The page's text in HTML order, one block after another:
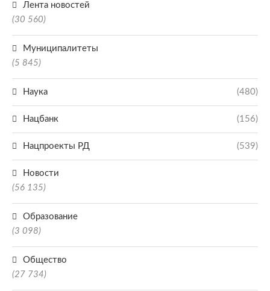
Лента новостей
(30 560)
Муниципалитеты
(5 845)
Наука (480)
Нацбанк (156)
Нацпроекты РД (539)
Новости
(56 135)
Образование
(3 098)
Общество
(27 734)